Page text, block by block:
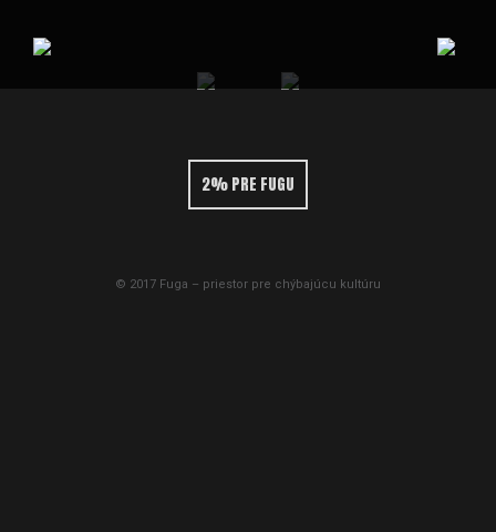
2% PRE FUGU
© 2017 Fuga – priestor pre chýbajúcu kultúru